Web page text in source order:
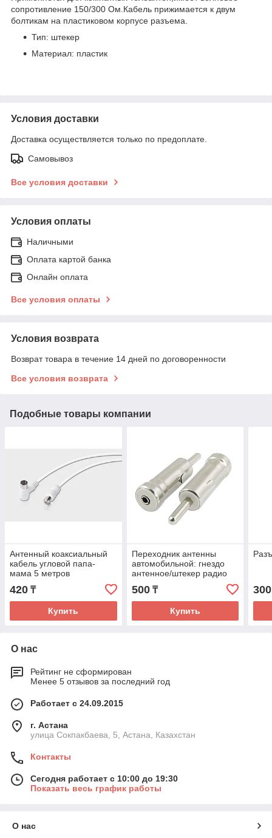
сопротивление 150/300 Ом.Кабель прижимается к двум
болтикам на пластиковом корпусе разъема.
Тип: штекер
Материал: пластик
Условия доставки
Доставка осуществляется только по предоплате.
Самовывоз
Все условия доставки
Условия оплаты
Наличными
Оплата картой банка
Онлайн оплата
Все условия оплаты
Условия возврата
Возврат товара в течение 14 дней по договоренности
Все условия возврата
Подобные товары компании
Антенный коаксиальный
кабель угловой папа-
мама 5 метров
420 ₸
Купить
Переходник антенны
автомобильной: гнездо
антенное/штекер радио
500₸
Купить
300
О нас
Рейтинг не сформирован
Менее 5 отзывов за последний год
Работает с 24.09.2015
г. Астана
улица Сокпакбаева, 5, Астана, Казахстан
Контакты
Сегодня работает с 10:00 до 19:30
Показать весь график работы
О нас